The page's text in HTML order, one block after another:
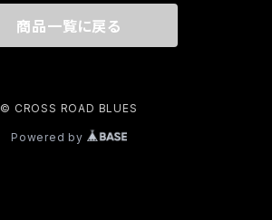
商品一覧に戻る
© CROSS ROAD BLUES
Powered by